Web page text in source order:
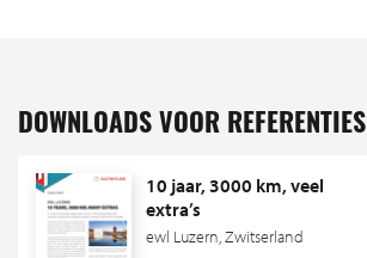
DOWNLOADS VOOR REFERENTIES
10 jaar, 3000 km, veel
extra’s
ewl Luzern, Zwitserland